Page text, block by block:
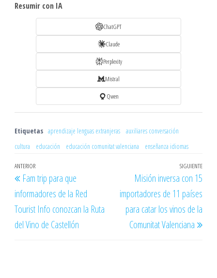
Resumir con IA
ChatGPT
Claude
Perplexity
Mistral
Qwen
Etiquetas aprendizaje lenguas extranjeras
auxiliares conversación
cultura
educación educación comunitat valenciana enseñanza idiomas
Navegación
de
entradas
Entrada
anterior
ANTERIOR
Fam trip para que
informadores de la Red
Tourist Info conozcan la Ruta
del Vino de Castellón
SIGUIENTE
Misión inversa con 15
importadores de 11 países
para catar los vinos de la
Comunitat Valenciana